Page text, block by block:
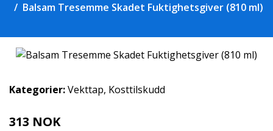
Balsam Tresemme Skadet Fuktighetsgiver (810 ml)
Kategorier:Vekttap, Kosttilskudd
313 NOK